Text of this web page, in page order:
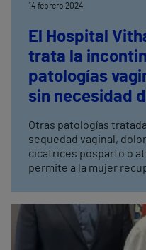
14 febrero 2024
El Hospital
trata la
patologías
sin necesidad
Otras patologías
sequedad vaginal,
cicatrices posparto o
permite a la mujer